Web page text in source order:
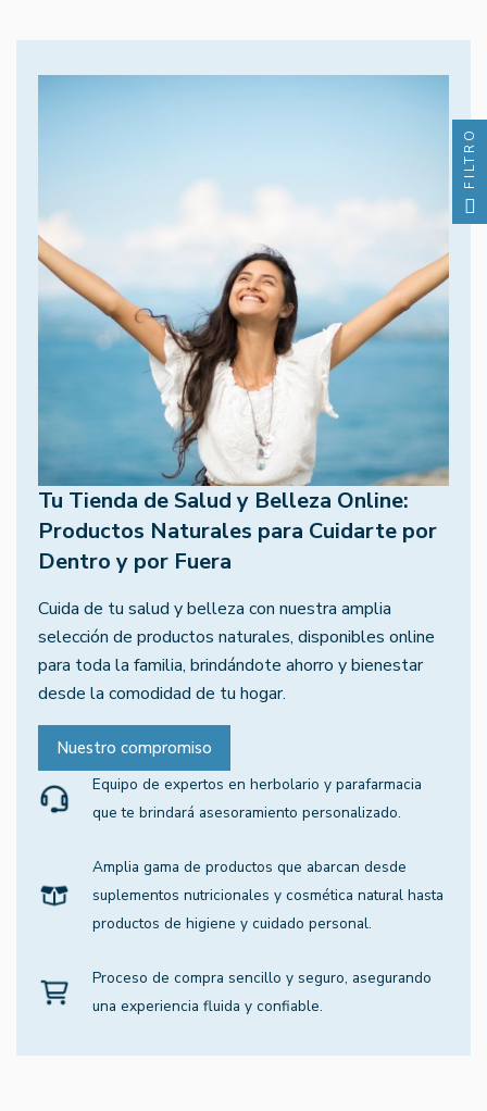
Tu Tienda de Salud y Belleza Online:
Productos Naturales para Cuidarte por
Dentro y por Fuera
Cuida de tu salud y belleza con nuestra amplia
selección de productos naturales, disponibles online
para toda la familia, brindándote ahorro y bienestar
desde la comodidad de tu hogar.
Nuestro compromiso
Equipo de expertos en herbolario y parafarmacia
que te brindará asesoramiento personalizado.
Amplia gama de productos que abarcan desde
suplementos nutricionales y cosmética natural hasta
productos de higiene y cuidado personal.
Proceso de compra sencillo y seguro, asegurando
una experiencia fluida y confiable.
FILTRO